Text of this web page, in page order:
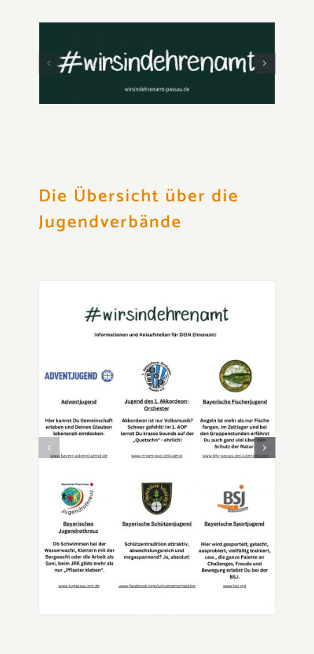
Die Übersicht über die
Jugendverbände